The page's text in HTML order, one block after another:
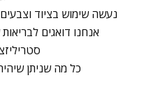
נעשה שימוש בציוד
אנחנו דואגים
כל מה שניתן